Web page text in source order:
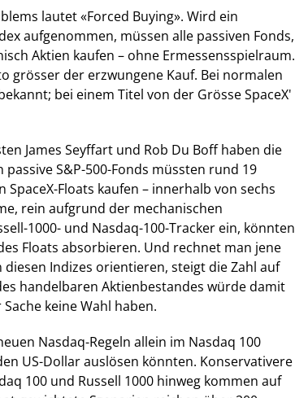
lautet «Forced Buying». Wird ein
aufgenommen, müssen alle passiven Fonds,
Aktien kaufen – ohne Ermessensspielraum.
grösser der erzwungene Kauf. Bei normalen
bei einem Titel von der Grösse SpaceX'
James Seyffart und Rob Du Boff haben die
S&P-500-Fonds müssten rund 19
Floats kaufen – innerhalb von sechs
rein aufgrund der mechanischen
1000- und Nasdaq-100-Tracker ein, könnten
Floats absorbieren. Und rechnet man jene
Indizes orientieren, steigt die Zahl auf
handelbaren Aktienbestandes würde damit
keine Wahl haben.
Nasdaq-Regeln allein im Nasdaq 100
US-Dollar auslösen könnten. Konservativere
100 und Russell 1000 hinweg kommen auf